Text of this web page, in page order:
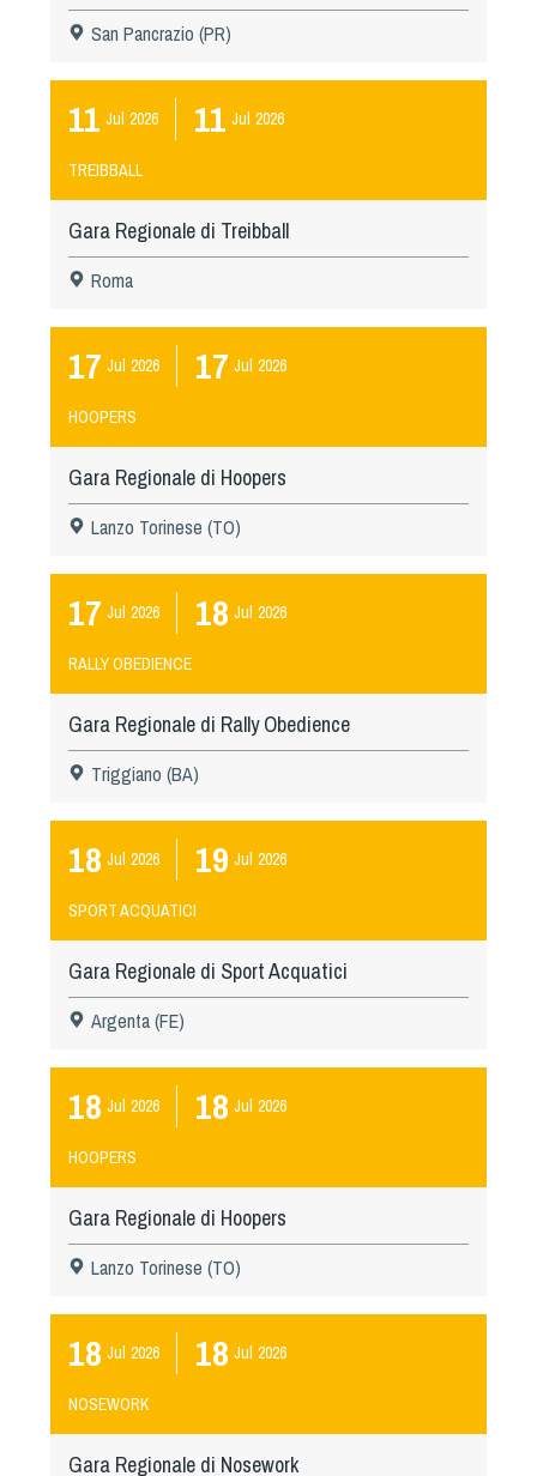
San Pancrazio (PR)
11 Jul 2026 11 Jul 2026
TREIBBALL
Gara Regionale di Treibball
Roma
17 Jul 2026 17 Jul 2026
HOOPERS
Gara Regionale di Hoopers
Lanzo Torinese (TO)
17 Jul 2026 18 Jul 2026
RALLY OBEDIENCE
Gara Regionale di Rally Obedience
Triggiano (BA)
18 Jul 2026 19 Jul 2026
SPORT ACQUATICI
Gara Regionale di Sport Acquatici
Argenta (FE)
18 Jul 2026 18 Jul 2026
HOOPERS
Gara Regionale di Hoopers
Lanzo Torinese (TO)
18 Jul 2026 18 Jul 2026
NOSEWORK
Gara Regionale di Nosework